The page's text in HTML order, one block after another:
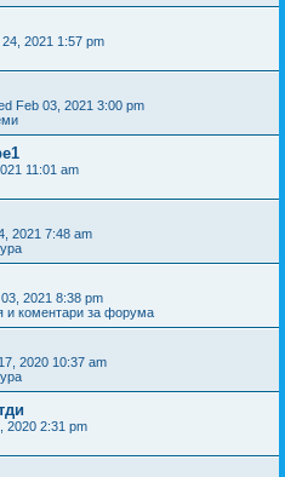
2021 1:57 pm
Feb 03, 2021 3:00 pm
11:01 am
2021 7:48 am
2021 8:38 pm
и коментари за форума
2020 10:37 am
2020 2:31 pm